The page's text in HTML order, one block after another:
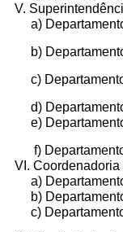
V.
a)
b)
c)
d)
e)
f)
VI. Coordenadoria
a)
b)
c)